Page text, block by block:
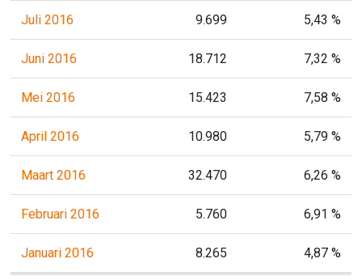
Juli 2016 9.699 5,43 %
Juni 2016 18.712 7,32 %
Mei 2016 15.423 7,58 %
April 2016 10.980 5,79 %
Maart 2016 32.470 6,26 %
Februari 2016 5.760 6,91 %
Januari 2016 8.265 4,87 %